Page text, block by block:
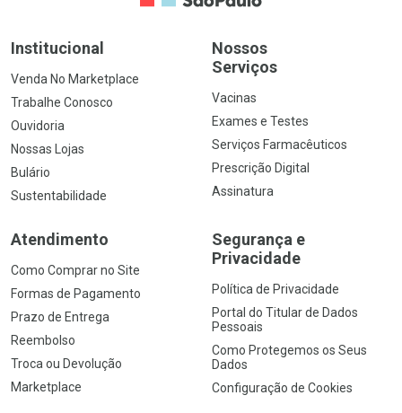
Institucional
Venda No Marketplace
Trabalhe Conosco
Ouvidoria
Nossas Lojas
Bulário
Sustentabilidade
Nossos
Serviços
Vacinas
Exames e Testes
Serviços Farmacêuticos
Prescrição Digital
Assinatura
Atendimento
Como Comprar no Site
Formas de Pagamento
Prazo de Entrega
Reembolso
Troca ou Devolução
Marketplace
Segurança e
Privacidade
Política de Privacidade
Portal do Titular de Dados
Pessoais
Como Protegemos os Seus
Dados
Configuração de Cookies